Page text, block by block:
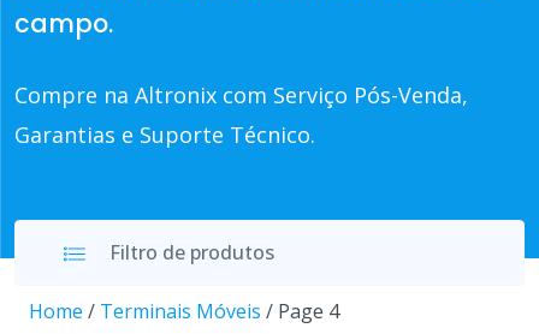
campo.
Compre na Altronix com Serviço Pós-Venda,
Garantias e Suporte Técnico.
Filtro de produtos
Home / Terminais Móveis / Page 4